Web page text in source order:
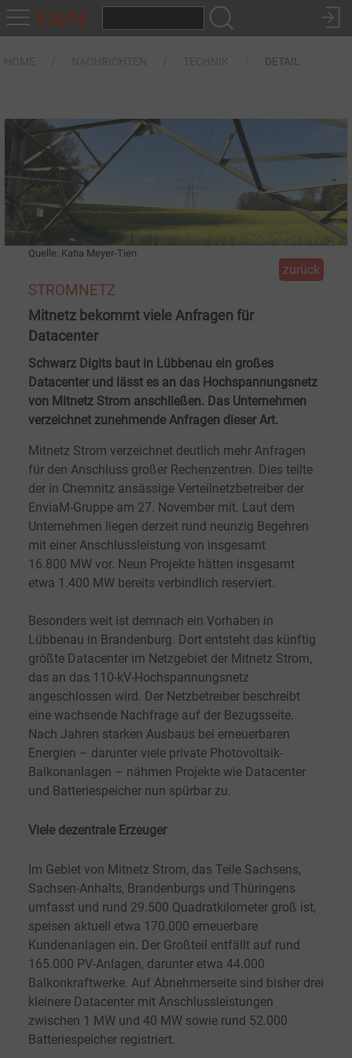
DETAIL
Quelle: Katia Meyer-Tien
zurück
STROMNETZ
Mitnetz bekommt viele Anfragen für
Datacenter
Schwarz Digits baut in Lübbenau ein großes
Datacenter und lässt es an das Hochspannungsnetz
von Mitnetz Strom anschließen. Das Unternehmen
verzeichnet zunehmende Anfragen dieser Art.
Mitnetz Strom verzeichnet deutlich mehr Anfragen
für den Anschluss großer Rechenzentren. Dies teilte
der in Chemnitz ansässige Verteilnetzbetreiber der
EnviaM-Gruppe am 27. November mit. Laut dem
Unternehmen liegen derzeit rund neunzig Begehren
mit einer Anschlussleistung von insgesamt
16.800 MW vor. Neun Projekte hätten insgesamt
etwa 1.400 MW bereits verbindlich reserviert.
Besonders weit ist demnach ein Vorhaben in
Lübbenau in Brandenburg. Dort entsteht das künftig
größte Datacenter im Netzgebiet der Mitnetz Strom,
das an das 110-kV-Hochspannungsnetz
angeschlossen wird. Der Netzbetreiber beschreibt
eine wachsende Nachfrage auf der Bezugsseite.
Nach Jahren starken Ausbaus bei erneuerbaren
Energien – darunter viele private Photovoltaik-
Balkonanlagen – nähmen Projekte wie Datacenter
und Batteriespeicher nun spürbar zu.
Viele dezentrale Erzeuger
Im Gebiet von Mitnetz Strom, das Teile Sachsens,
Sachsen-Anhalts, Brandenburgs und Thüringens
umfasst und rund 29.500 Quadratkilometer groß ist,
speisen aktuell etwa 170.000 erneuerbare
Kundenanlagen ein. Der Großteil entfällt auf rund
165.000 PV-Anlagen, darunter etwa 44.000
Balkonkraftwerke. Auf Abnehmerseite sind bisher drei
kleinere Datacenter mit Anschlussleistungen
zwischen 1
MW und 40 MW sowie rund 52.000
Batteriespeicher registriert.